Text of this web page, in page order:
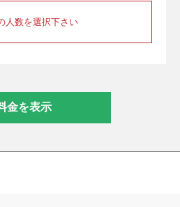
人数を選択下さい
金を表示